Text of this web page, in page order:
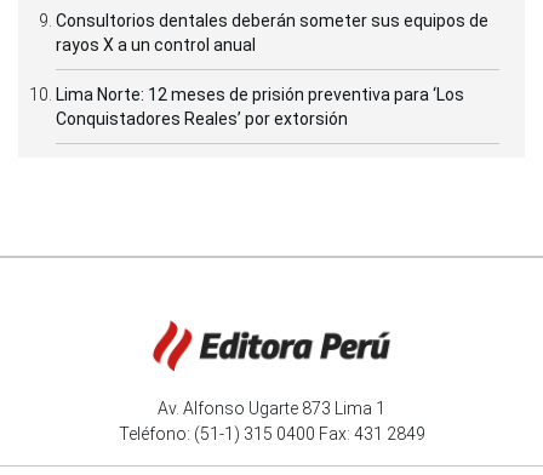
Consultorios dentales deberán someter sus equipos de
rayos X a un control anual
Lima Norte: 12 meses de prisión preventiva para ‘Los
Conquistadores Reales’ por extorsión
Av. Alfonso Ugarte 873 Lima 1
Teléfono: (51-1) 315 0400 Fax: 431 2849